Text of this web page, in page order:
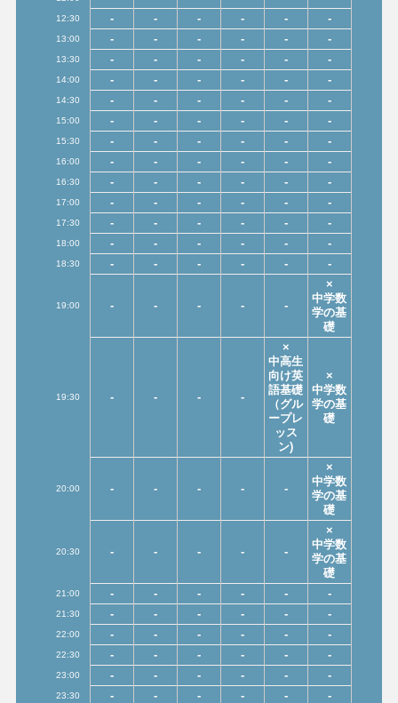
12:30 - - - - - -
13:00 - - - - - -
13:30 - - - - - -
14:00 - - - - - -
14:30 - - - - - -
15:00 - - - - - -
15:30 - - - - - -
16:00 - - - - - -
16:30 - - - - - -
17:00 - - - - - -
17:30 - - - - - -
18:00 - - - - - -
18:30 - - - - - -
19:00 - - - - -
×
中学数
学の基
礎
19:30 - - - -
×
中高生
向け英
語基礎
（グル
ープレ
ッス
ン)
×
中学数
学の基
礎
20:00 - - - - -
×
中学数
学の基
礎
20:30 - - - - -
×
中学数
学の基
礎
21:00 - - - - - -
21:30 - - - - - -
22:00 - - - - - -
22:30 - - - - - -
23:00 - - - - - -
23:30 - - - - - -